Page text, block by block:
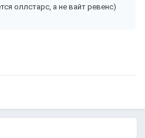
оллстарс, а не вайт ревенс)